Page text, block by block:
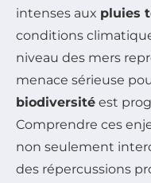
intenses aux pluies
conditions
niveau des mers
menace sérieuse
biodiversité est
Comprendre ces
non seulement
des répercussions